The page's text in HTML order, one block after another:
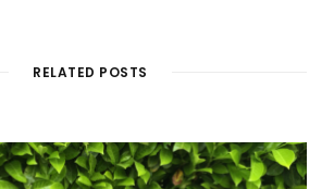
RELATED POSTS